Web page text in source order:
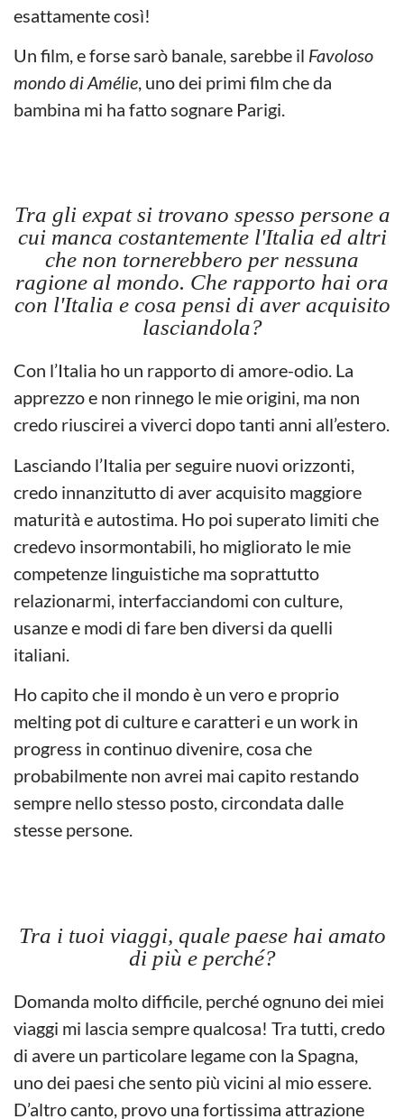
esattamente così!
Un film, e forse sarò banale, sarebbe il Favoloso
mondo di Amélie, uno dei primi film che da
bambina mi ha fatto sognare Parigi.
Tra gli expat si trovano spesso persone a
cui manca costantemente l'Italia ed altri
che non tornerebbero per nessuna
ragione al mondo. Che rapporto hai ora
con l'Italia e cosa pensi di aver acquisito
lasciandola?
Con l’Italia ho un rapporto di amore-odio. La
apprezzo e non rinnego le mie origini, ma non
credo riuscirei a viverci dopo tanti anni all’estero.
Lasciando l’Italia per seguire nuovi orizzonti,
credo innanzitutto di aver acquisito maggiore
maturità e autostima. Ho poi superato limiti che
credevo insormontabili, ho migliorato le mie
competenze linguistiche ma soprattutto
relazionarmi, interfacciandomi con culture,
usanze e modi di fare ben diversi da quelli
italiani.
Ho capito che il mondo è un vero e proprio
melting pot di culture e caratteri e un work in
progress in continuo divenire, cosa che
probabilmente non avrei mai capito restando
sempre nello stesso posto, circondata dalle
stesse persone.
Tra i tuoi viaggi, quale paese hai amato
di più e perché?
Domanda molto difficile, perché ognuno dei miei
viaggi mi lascia sempre qualcosa! Tra tutti, credo
di avere un particolare legame con la Spagna,
uno dei paesi che sento più vicini al mio essere.
D’altro canto, provo una fortissima attrazione